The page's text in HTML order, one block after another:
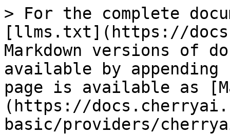
> For the complete
[llms.txt](https://
Markdown versions of
available by
page is available as
(https://
basic/providers/